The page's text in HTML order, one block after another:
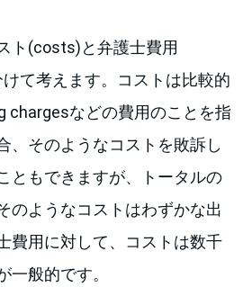
ト(costs)と弁護士費用
て考えます。コストは比較的
chargesなどの費用のことを指
、そのようなコストを敗訴し
ともできますが、トータルの
のようなコストはわずかな出
費用に対して、コストは数千
一般的です。